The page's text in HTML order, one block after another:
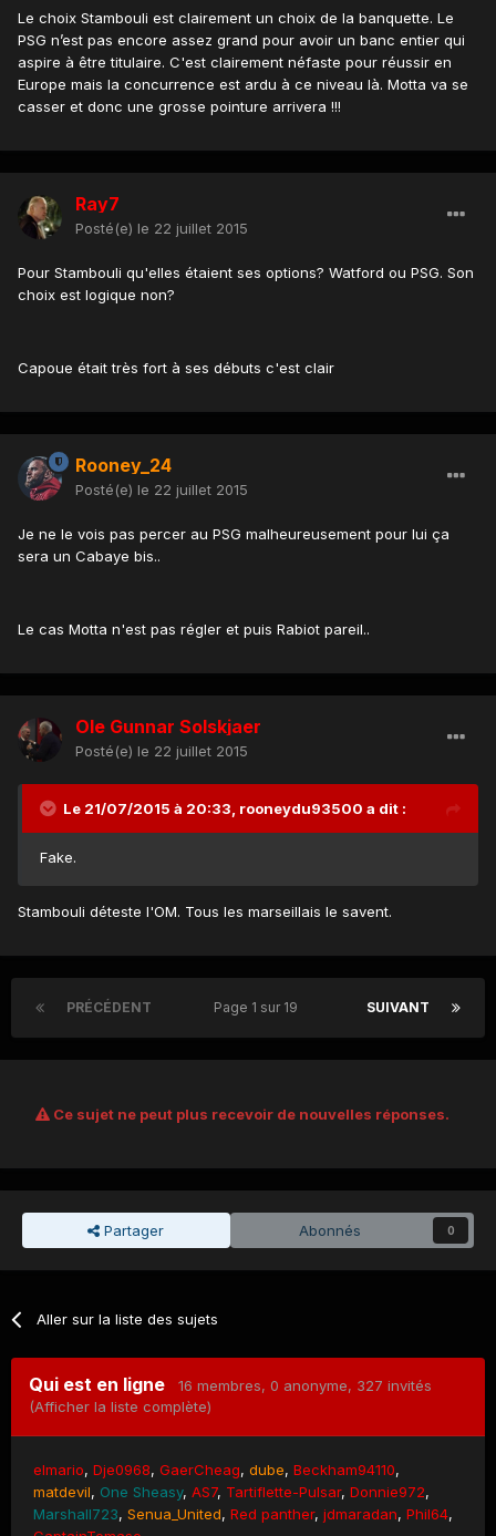
Le choix Stambouli est clairement un choix de la banquette. Le
PSG n’est pas encore assez grand pour avoir un banc entier qui
aspire à être titulaire. C'est clairement néfaste pour réussir en
Europe mais la concurrence est ardu à ce niveau là. Motta va se
casser et donc une grosse pointure arrivera !!!
Ray7
Posté(e) le 22 juillet 2015
Pour Stambouli qu'elles étaient ses options? Watford ou PSG. Son
choix est logique non?
Capoue était très fort à ses débuts c'est clair
Rooney_24
Posté(e) le 22 juillet 2015
Je ne le vois pas percer au PSG malheureusement pour lui ça
sera un Cabaye bis..
Le cas Motta n'est pas régler et puis Rabiot pareil..
Ole Gunnar Solskjaer
Posté(e) le 22 juillet 2015
Le 21/07/2015 à 20:33, rooneydu93500 a dit :
Fake.
Stambouli déteste l'OM. Tous les marseillais le savent.
PRÉCÉDENT SUIVANT
Page 1 sur 19
Ce sujet ne peut plus recevoir de nouvelles réponses.
Partager Abonnés 0
Aller sur la liste des sujets
Qui est en ligne 16 membres, 0 anonyme, 327 invités
(Afficher la liste complète)
elmario Dje0968 GaerCheag dube Beckham94110
matdevil
One Sheasy AS7 Tartiflette-Pulsar Donnie972
Marshall723 Senua_United Red panther jdmaradan Phil64